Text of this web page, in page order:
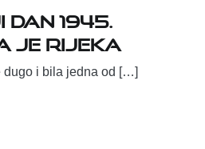
1945.
je Rijeka
dugo i bila jedna od […]